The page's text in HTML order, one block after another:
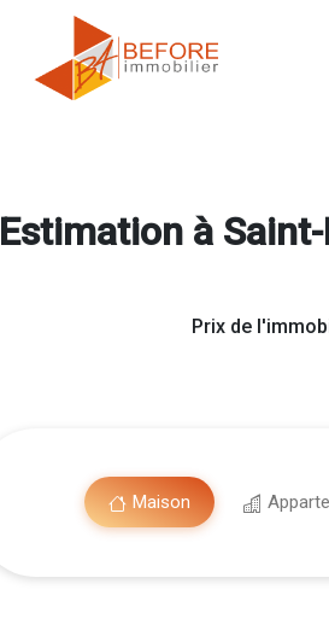
Estimation à
Prix de
Maison